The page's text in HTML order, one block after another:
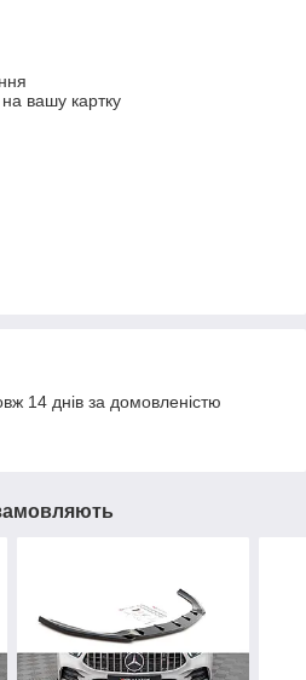
вашу картку
14 днів за домовленістю